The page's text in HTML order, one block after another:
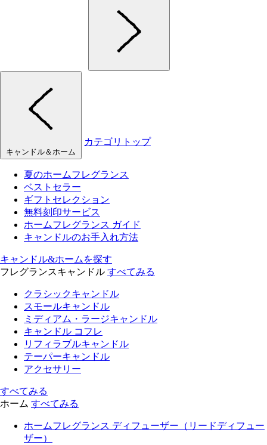
キャンドル＆ホーム
カテゴリトップ
夏のホームフレグランス
ベストセラー
ギフトセレクション
無料刻印サービス
ホームフレグランス ガイド
キャンドルのお手入れ方法
キャンドル&ホームを探す
フレグランスキャンドル すべてみる
クラシックキャンドル
スモールキャンドル
ミディアム・ラージキャンドル
キャンドル コフレ
リフィラブルキャンドル
テーパーキャンドル
アクセサリー
すべてみる
ホーム すべてみる
ホームフレグランス ディフューザー（リードディフュー
ザー）